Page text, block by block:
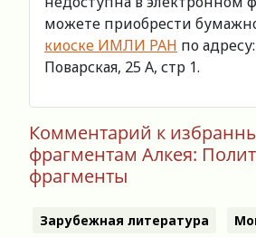
можете приобрести
киоске ИМЛИ РАН по
Поварская, 25 А, стр 1.
Комментарий к
фрагментам Алкея:
фрагменты
Зарубежная литература